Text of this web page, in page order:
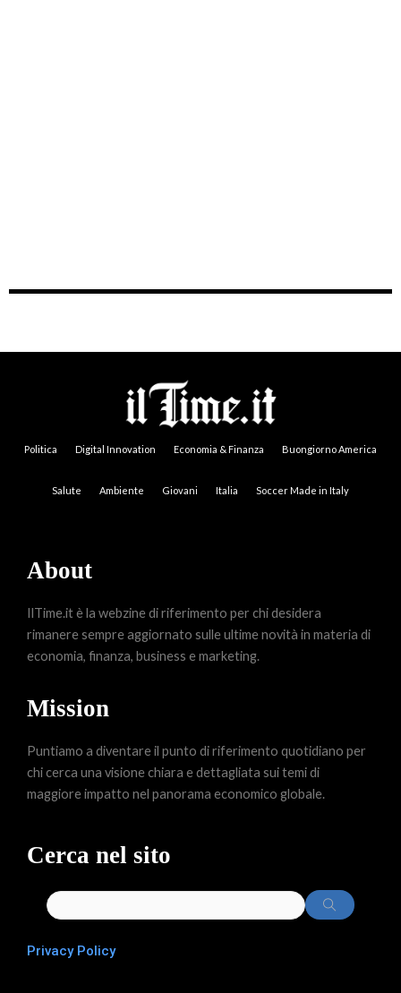
Politica Digital Innovation Economia & Finanza Buongiorno America
Salute Ambiente Giovani Italia Soccer Made in Italy
About
IlTime.it è la webzine di riferimento per chi desidera
rimanere sempre aggiornato sulle ultime novità in materia di
economia, finanza, business e marketing.
Mission
Puntiamo a diventare il punto di riferimento quotidiano per
chi cerca una visione chiara e dettagliata sui temi di
maggiore impatto nel panorama economico globale.
Cerca nel sito
Privacy Policy